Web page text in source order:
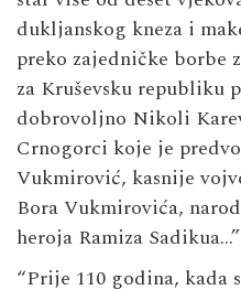
dukljanskog kneza i
preko zajedničke borbe
za Kruševsku republiku
dobrovoljno Nikoli
Crnogorci koje je
Vukmirović, kasnije
Bora Vukmirovića,
heroja Ramiza Sadikua…”
“Prije 110 godina, kada